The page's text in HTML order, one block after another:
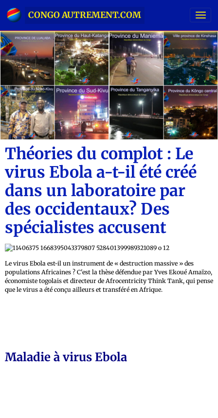
CONGO AUTREMENT.COM
Théories du complot : Le
virus Ebola a-t-il été créé
dans un laboratoire par
des occidentaux? Des
spécialistes accusent
Le virus Ebola est-il un instrument de « destruction massive » des
populations Africaines ? C'est la thèse défendue par Yves Ekoué Amaïzo,
économiste togolais et directeur de Afrocentricity Think Tank, qui pense
que le virus a été conçu ailleurs et transféré en Afrique.
Maladie à virus Ebola